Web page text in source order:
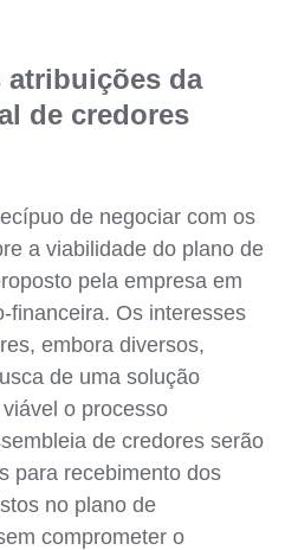
atribuições da
de credores
de negociar com os
a viabilidade do plano de
pela empresa em
financeira. Os interesses
embora diversos,
de uma solução
o processo
de credores serão
para recebimento dos
no plano de
comprometer o